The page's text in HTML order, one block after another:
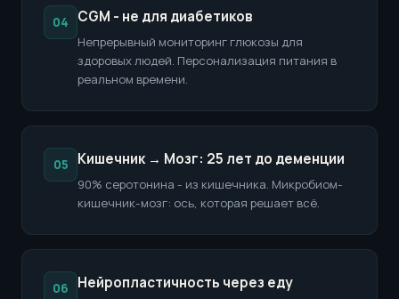
04 CGM - не для диабетиков
Непрерывный мониторинг глюкозы для
здоровых людей. Персонализация питания в
реальном времени.
05 Кишечник → Мозг: 25 лет до деменции
90% серотонина - из кишечника. Микробиом-
кишечник-мозг: ось, которая решает всё.
06 Нейропластичность через еду